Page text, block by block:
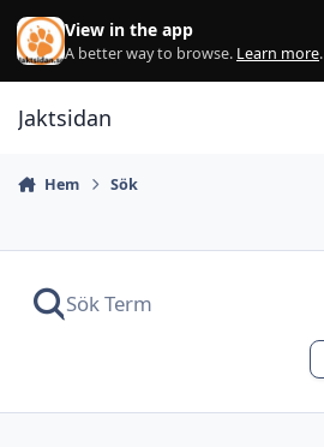
Hoppa till innehåll
View in the app
A better way to browse. Learn more.
Jaktsidan
Hem Sök